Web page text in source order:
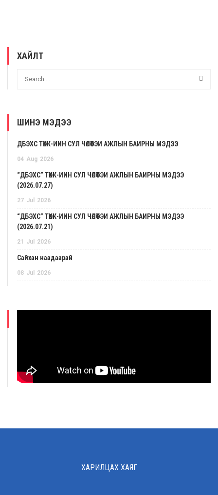
ХАЙЛТ
ШИНЭ МЭДЭЭ
ДБЭХС ТӨХК-ИЙН СУЛ ЧӨЛӨӨТЭЙ АЖЛЫН БАЙРНЫ МЭДЭЭ
04 Aug 2026
“ДБЭХС” ТӨХК-ИЙН СУЛ ЧӨЛӨӨТЭЙ АЖЛЫН БАЙРНЫ МЭДЭЭ
(2026.07.27)
27 Jul 2026
“ДБЭХС” ТӨХК-ИЙН СУЛ ЧӨЛӨӨТЭЙ АЖЛЫН БАЙРНЫ МЭДЭЭ
(2026.07.21)
21 Jul 2026
Сайхан наадаарай
08 Jul 2026
ХАРИЛЦАХ ХАЯГ